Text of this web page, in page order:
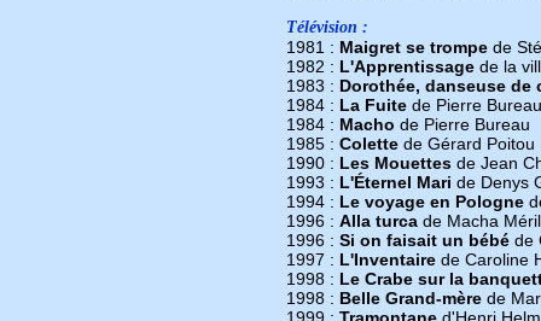
Télévision :
1981 : Maigret se trompe de
1982 : L'Apprentissage de la
1983 : Dorothée, danseuse de
1984 : La Fuite de Pierre Bureau
1984 : Macho de Pierre Bureau
1985 : Colette de Gérard Poitou
1990 : Les Mouettes de Jean
1993 : L'Éternel Mari de Denys
1994 : Le voyage en Pologne
1996 : Alla turca de Macha Méril
1996 : Si on faisait un bébé de
1997 : L'Inventaire de Caroline
1998 : Le Crabe sur la
1998 : Belle Grand-mère de